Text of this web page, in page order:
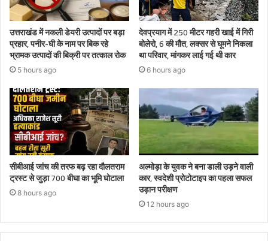
उत्तराखंड में नकली डेयरी उत्पादों पर बड़ा
प्रहार, पनीर-घी के नाम पर बिक रहे
भ्रामक उत्पादों की बिक्री पर तत्काल रोक
5 hours ago
देवप्रयाग में 250 मीटर गहरी खाई में गिरी
बोलेरो, 6 की मौत, लक्सर से घूमने निकला
था परिवार, मांगकर लाई गई थी कार
6 hours ago
सीबीआई जांच की तरफ बढ़ रहा दौलतराम
ट्रस्ट से जुड़ा 700 बीघा का भूमि घोटाला
8 hours ago
अल्मोड़ा के युवक ने बना डाली उड़ने वाली
कार, स्वदेशी प्रोटोटाइप का पहला सफल
उड़ान परीक्षण
12 hours ago